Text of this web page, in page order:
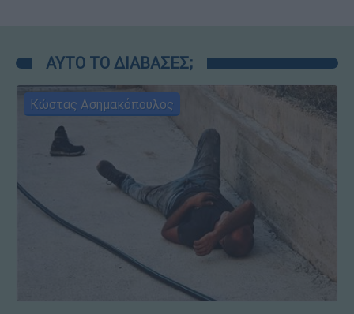
ΑΥΤΟ ΤΟ ΔΙΑΒΑΣΕΣ;
Κώστας Ασημακόπουλος